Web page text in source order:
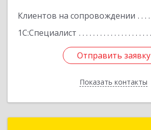
Клиентов на сопровождении
1С:Специалист
Отправить заявку
Показать контакты
Отправить заявку
Назад